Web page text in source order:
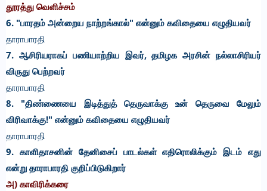
தூரத்து வெளிச்சம்
6. "பாரதம் அன்றைய நாற்றங்கால்" என்னும் கவிதையை எழுதியவர்
தாராபாரதி
7. ஆசிரியராகப் பணியாற்றிய இவர், தமிழக அரசின் நல்லாசிரியர்
விருது பெற்றவர்
தாராபாரதி
8. "திண்ணையை இடித்துத் தெருவாக்கு உன் தெருவை மேலும்
விரிவாக்கு!" என்னும் கவிதையை எழுதியவர்
தாராபாரதி
9. காளிதாசனின் தேனிசைப் பாடல்கள் எதிரொலிக்கும் இடம் எது
என்று தாராபாரதி குறிப்பிடுகிறார்
அ) காவிரிக்கரை